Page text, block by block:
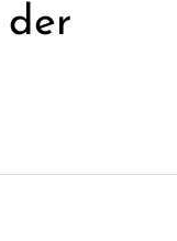
der